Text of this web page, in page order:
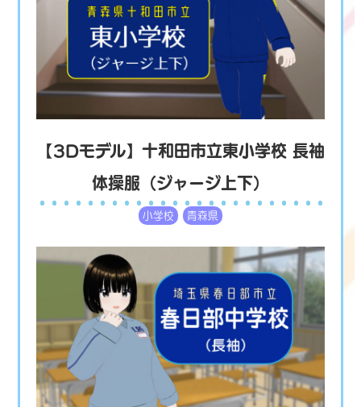
【3Dモデル】十和田市立東小学校 長袖
体操服（ジャージ上下）
小学校 青森県